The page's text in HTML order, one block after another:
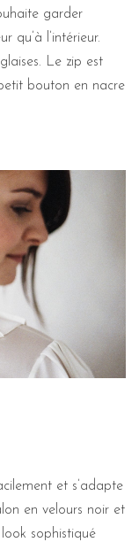
garder
qu’à l’intérieur.
Le zip est
bouton en nacre
et s’adapte
en velours noir et
sophistiqué